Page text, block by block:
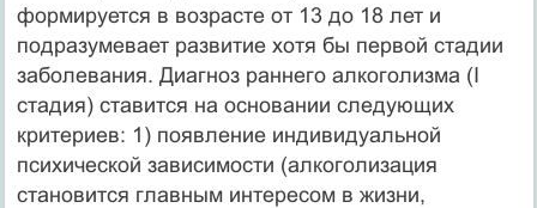
формируется в возрасте от 13 до 18 лет и
подразумевает развитие хотя бы первой стадии
заболевания. Диагноз раннего алкого­лизма (I
стадия) ставится на основании следующих
критериев: 1) появление индивиду­альной
психической зависимости (алкоголизация
становится главным интересом в жиз­ни,